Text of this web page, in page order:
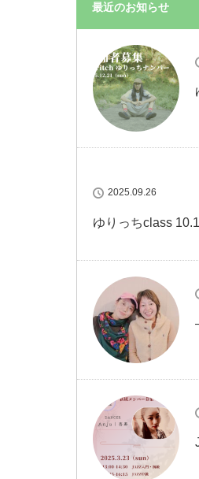
最近のお知らせ
2025.09.26
ゆりっちclass